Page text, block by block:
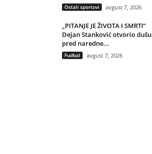
Ostali sportovi avgust 7, 2026
„PITANJE JE ŽIVOTA I SMRTI“
Dejan Stanković otvorio dušu
pred naredne...
Fudbal avgust 7, 2026